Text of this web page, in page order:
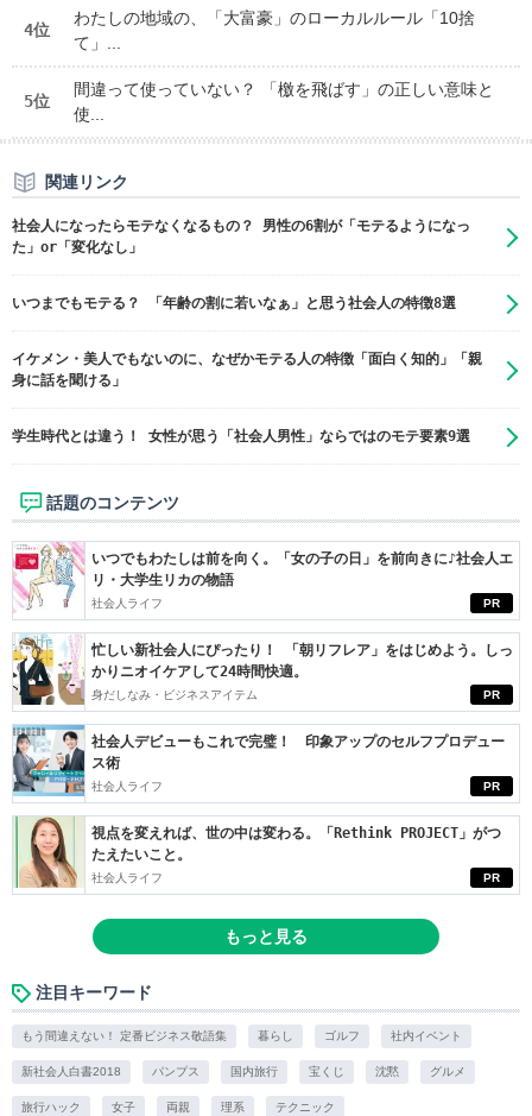
4位
わたしの地域の、「大富豪」のローカルルール「10捨
て」...
5位
間違って使っていない？ 「檄を飛ばす」の正しい意味と
使...
関連リンク
社会人になったらモテなくなるもの？ 男性の6割が「モテるようになっ
た」or「変化なし」
いつまでもモテる？ 「年齢の割に若いなぁ」と思う社会人の特徴8選
イケメン・美人でもないのに、なぜかモテる人の特徴「面白く知的」「親
身に話を聞ける」
学生時代とは違う！ 女性が思う「社会人男性」ならではのモテ要素9選
話題のコンテンツ
PR
いつでもわたしは前を向く。「女の子の日」を前向きに♪社会人エ
リ・大学生リカの物語
社会人ライフ
PR
忙しい新社会人にぴったり！ 「朝リフレア」をはじめよう。しっ
かりニオイケアして24時間快適。
身だしなみ・ビジネスアイテム
PR
社会人デビューもこれで完璧！ 印象アップのセルフプロデュー
ス術
社会人ライフ
PR
視点を変えれば、世の中は変わる。「Rethink PROJECT」がつ
たえたいこと。
社会人ライフ
もっと見る
注目キーワード
もう間違えない！ 定番ビジネス敬語集 暮らし ゴルフ 社内イベント
新社会人白書2018 パンプス 国内旅行 宝くじ 沈黙 グルメ
旅行ハック 女子 両親 理系 テクニック